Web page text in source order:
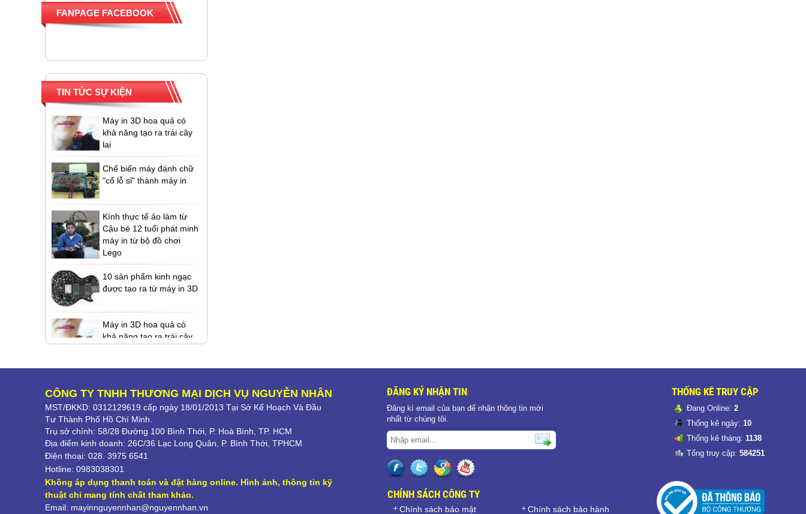
FANPAGE FACEBOOK
TIN TỨC SỰ KIỆN
Cậu bé 12 tuổi phát minh
máy in từ bộ đồ chơi
khả năng tạo ra trái cây
lai
"cổ lỗ sỉ" thành máy in
máy in 3D
Ricoh giới thiệu loạt sản
nhà phân phối Hà Phan
Cậu bé 12 tuổi phát minh
máy in từ bộ đồ chơi
Lego
được tạo ra từ máy in 3D
khả năng tạo ra trái cây
Kính thực tế ảo làm từ
máy in 3D
Ricoh giới thiệu loạt sản
phẩm in ấn mới, công bố
nhà phân phối Hà Phan
CÔNG TY TNHH THƯƠNG MẠI DỊCH VỤ NGUYỄN NHÂN
MST/ĐKKD: 0312129619 cấp ngày 18/01/2013 Tại Sở Kế Hoạch Và Đầu
Tư Thành Phố Hồ Chí Minh.
Trụ sở chính: 58/28 Đường 100 Bình Thới, P. Hoà Bình, TP. HCM
Địa điểm kinh doanh: 26C/36 Lạc Long Quân, P. Bình Thới, TPHCM
Điện thoại: 028. 3975 6541
Hotline: 0983038301
Không áp dụng thanh toán và đặt hàng online. Hình ảnh, thông tin kỹ
thuật chỉ mang tính chất tham khảo.
Email: mayinnguyennhan@nguyennhan.vn
ĐĂNG KÝ NHẬN TIN
Đăng kí email của bạn để nhận thông tin mới
nhất từ chúng tôi.
THỐNG KÊ TRUY CẬP
Đang Online: 2
Thống kê ngày: 10
Thống kê tháng: 1138
Tổng truy cập: 584251
CHÍNH SÁCH CÔNG TY
Chính sách bảo mật Chính sách bảo hành